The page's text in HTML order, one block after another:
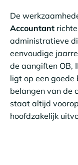
De
Accountant
administratieve
eenvoudige
de aangiften OB,
ligt op een
belangen van de
staat altijd
hoofdzakelijk